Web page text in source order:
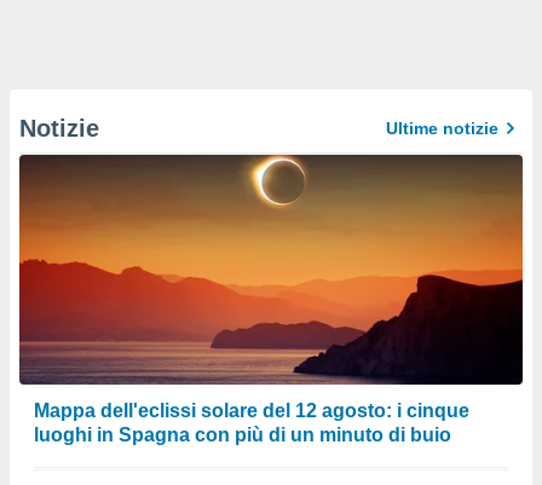
Notizie Ultime notizie
Mappa dell'eclissi solare del 12 agosto: i cinque
luoghi in Spagna con più di un minuto di buio